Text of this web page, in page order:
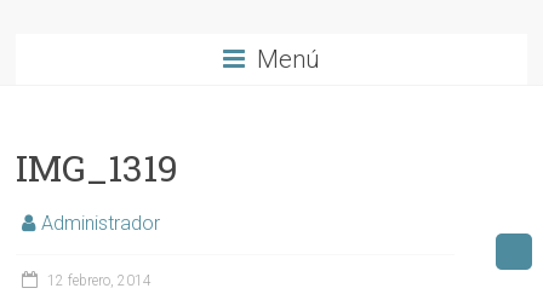
Menú
IMG_1319
Administrador
12 febrero, 2014